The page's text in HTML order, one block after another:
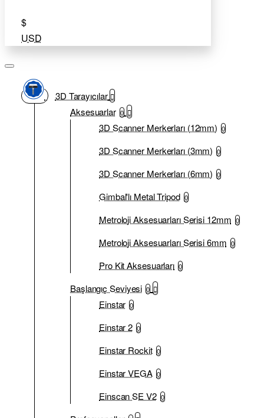
$
USD
3D Tarayıcılar
Aksesuarlar 0
3D Scanner Merkerları (12mm) 0
3D Scanner Merkerları (3mm) 0
3D Scanner Merkerları (6mm) 0
Gimbal'lı Metal Tripod 0
Metroloji Aksesuarları Serisi 12mm 0
Metroloji Aksesuarları Serisi 6mm 0
Pro Kit Aksesuarları 0
Başlangıç Seviyesi 0
Einstar 0
Einstar 2 0
Einstar Rockit 0
Einstar VEGA 0
Einscan SE V2 0